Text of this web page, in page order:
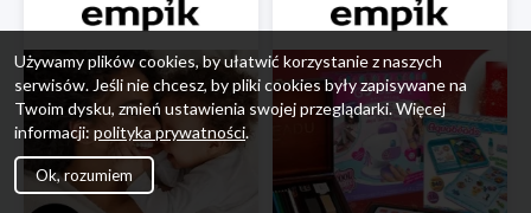
Używamy plików cookies, by ułatwić korzystanie z naszych
serwisów. Jeśli nie chcesz, by pliki cookies były zapisywane na
Twoim dysku, zmień ustawienia swojej przeglądarki. Więcej
informacji: polityka prywatności.
Ok, rozumiem